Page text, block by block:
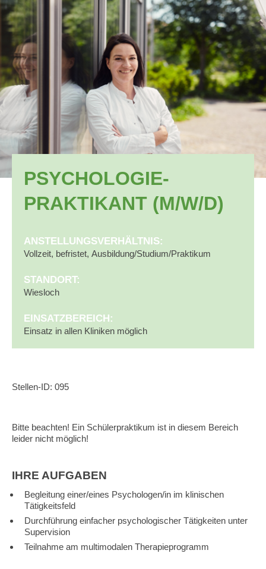
PSYCHOLOGIE-
PRAKTIKANT (M/W/D)
ANSTELLUNGSVERHÄLTNIS:
Vollzeit, befristet, Ausbildung/Studium/Praktikum
STANDORT:
Wiesloch
EINSATZBEREICH:
Einsatz in allen Kliniken möglich
Stellen-ID: 095
Bitte beachten! Ein Schülerpraktikum ist in diesem Bereich
leider nicht möglich!
IHRE AUFGABEN
Begleitung einer/eines Psychologen/in im klinischen
Tätigkeitsfeld
Durchführung einfacher psychologischer Tätigkeiten unter
Supervision
Teilnahme am multimodalen Therapieprogramm